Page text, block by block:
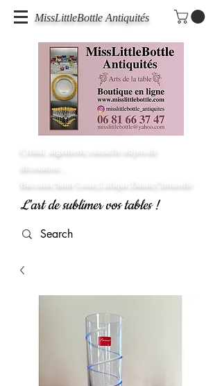
MissLittleBottle Antiquités
Cristal, argenterie,vaisselle objets de
décoration...
Baccarat,Saint Louis,Lalique,Daum,Christofle
L'art de sublimer vos tables !